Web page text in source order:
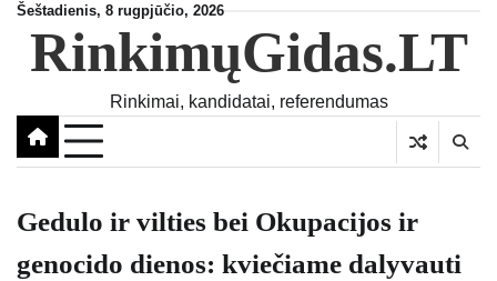
Skip
content
Šeštadienis, 8 rugpjūčio, 2026
RinkimųGidas.LT
Rinkimai, kandidatai, referendumas
Gedulo ir vilties bei Okupacijos ir
genocido dienos: kviečiame dalyvauti